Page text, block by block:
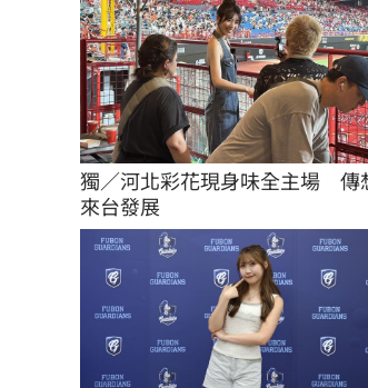
獨／河北彩花現身味全主場　傳
來台發展